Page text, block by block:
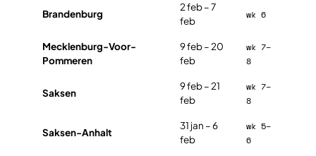
Brandenburg
2 feb – 7
feb
wk 6
Mecklenburg-Voor-
Pommeren
9 feb – 20
feb
wk 7–
8
Saksen
9 feb – 21
feb
wk 7–
8
Saksen-Anhalt
31 jan – 6
feb
wk 5–
6